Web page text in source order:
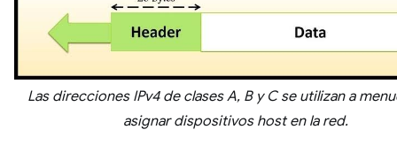
Las direcciones IPv4 de clases A, B y C se utilizan a
asignar dispositivos host en la red.